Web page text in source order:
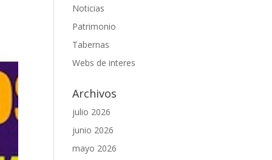
Noticias
Patrimonio
Tabernas
Webs de interes
Archivos
julio 2026
junio 2026
mayo 2026